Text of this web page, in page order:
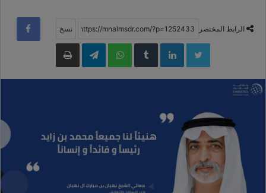
الرابط المختصر
LinkedIn
WhatsApp
Telegramطباعة